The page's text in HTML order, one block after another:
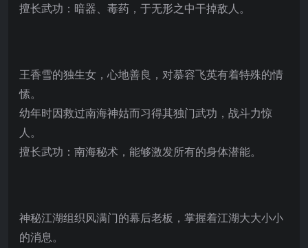
擅长武功：暗器、毒药，于无形之中干掉敌人。
王香雪的独生女，心地善良，对慕容飞英有着特殊的情
愫。
幼年时因救过南海神姑而习得其独门武功，战斗力惊
人。
擅长武功：南海秘术，能够激发所有的身体潜能。
神秘江湖组织风满门的幕后老板，掌握着江湖大大小小
的消息。